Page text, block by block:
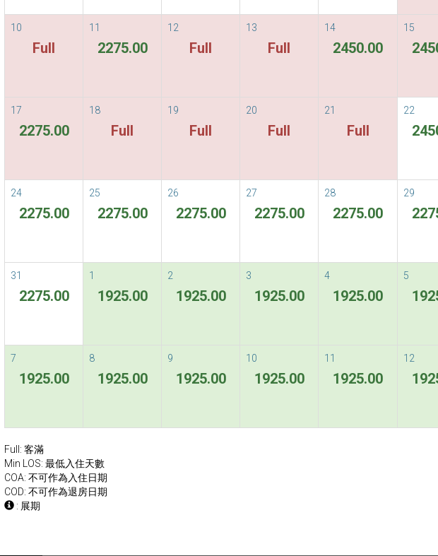
1
房間套餐
2 3
客戶詳情
Spa
Muang Chiang Mai
Flexible Rate
10
Full
11
2275.00
12
Full
13
Full
14
2450.00
15
17
2275.00
18
Full
19
Full
20
Full
21
Full
22
24
2275.00
25
2275.00
26
2275.00
27
2275.00
28
2275.00
29
31
2275.00
1
1925.00
2
1925.00
3
1925.00
4
1925.00
5
7
1925.00
8
1925.00
9
1925.00
10
1925.00
11
1925.00
12
Full: 客滿
Min LOS: 最低入住天數
COA: 不可作為入住日期
COD: 不可作為退房日期
: 展期